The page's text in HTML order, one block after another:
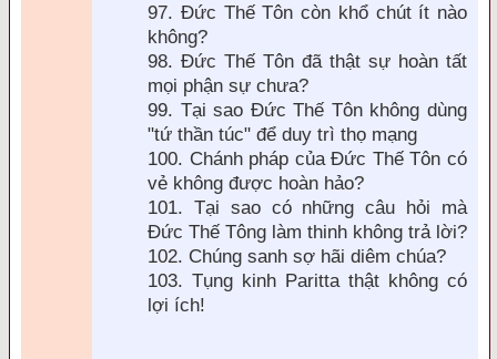
97. Đức Thế Tôn còn khổ chút ít nào
không?
98. Đức Thế Tôn đã thật sự hoàn tất
mọi phận sự chưa?
99. Tại sao Đức Thế Tôn không dùng
"tứ thần túc" để duy trì thọ mạng
100. Chánh pháp củaĐức Thế Tôn có
vẻ không được hoàn hảo?
101. Tại sao có những câu hỏi mà
Đức Thế Tông làm thinh không trả lời?
102. Chúng sanh sợ hãi diêm chúa?
103. Tụng kinh Paritta thật không có
lợi ích!